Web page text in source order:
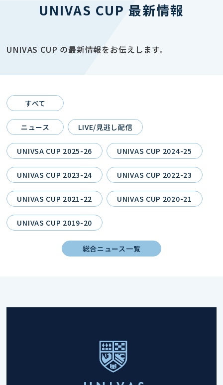
UNIVAS CUP 最新情報
UNIVAS CUP の最新情報をお伝えします。
すべて
ニュース LIVE/見逃し配信
UNIVSA CUP 2025-26 UNIVAS CUP 2024-25
UNIVAS CUP 2023-24 UNIVAS CUP 2022-23
UNIVAS CUP 2021-22 UNIVAS CUP 2020-21
UNIVAS CUP 2019-20
総合ニュース一覧